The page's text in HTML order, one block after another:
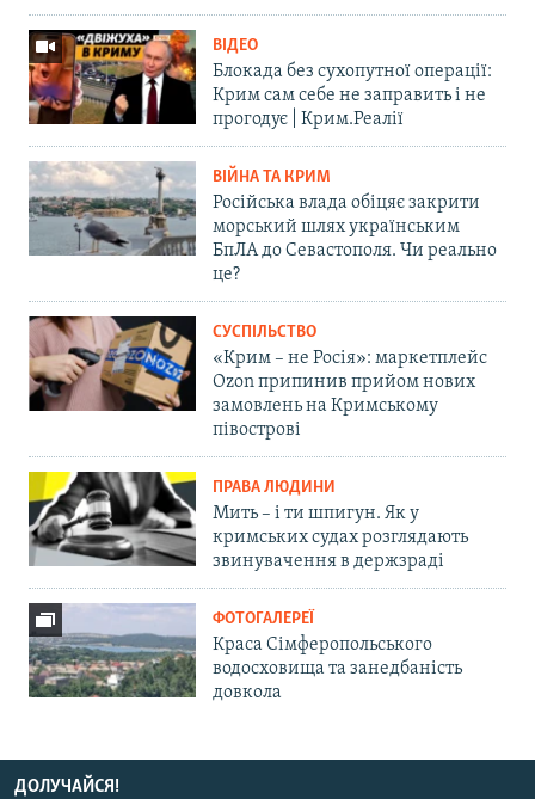
ВІДЕО
Блокада без сухопутної операції:
Крим сам себе не заправить і не
прогодує | Крим.Реалії
ВІЙНА ТА КРИМ
Російська влада обіцяє закрити
морський шлях українським
БпЛА до Севастополя. Чи реально
це?
СУСПІЛЬСТВО
«Крим – не Росія»: маркетплейс
Ozon припинив прийом нових
замовлень на Кримському
півострові
ПРАВА ЛЮДИНИ
Мить – і ти шпигун. Як у
кримських судах розглядають
звинувачення в держзраді
ФОТОГАЛЕРЕЇ
Краса Сімферопольського
водосховища та занедбаність
довкола
ДОЛУЧАЙСЯ!